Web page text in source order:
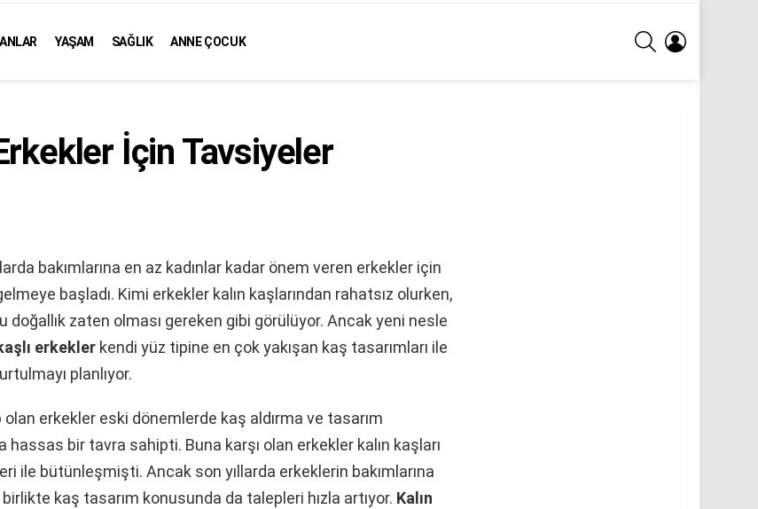
YAŞAM SAĞLIK ANNE ÇOCUK
ARA
İçin Tavsiyeler
bakımlarına en az kadınlar kadar önem veren erkekler için
başladı. Kimi erkekler kalın kaşlarından rahatsız olurken,
doğallık zaten olması gereken gibi görülüyor. Ancak yeni nesle
erkekler kendi yüz tipine en çok yakışan kaş tasarımları ile
planlıyor.
olan erkekler eski dönemlerde kaş aldırma ve tasarım
hassas bir tavra sahipti. Buna karşı olan erkekler kalın kaşları
ile bütünleşmişti. Ancak son yıllarda erkeklerin bakımlarına
kaş tasarım konusunda da talepleri hızla artıyor. Kalın